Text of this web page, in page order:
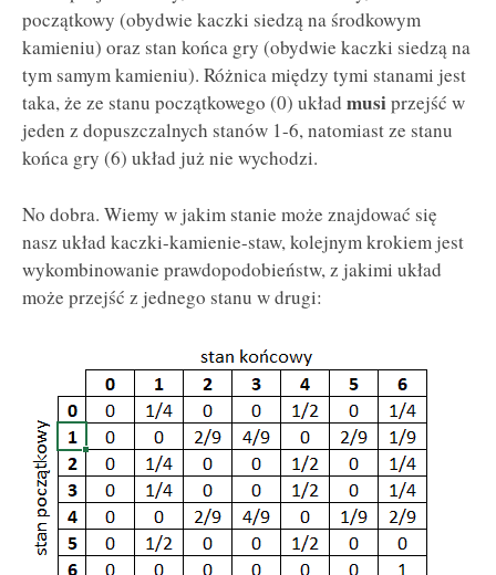
początkowy (obydwie kaczki siedzą na środkowym
kamieniu) oraz stan końca gry (obydwie kaczki siedzą na
tym samym kamieniu). Różnica między tymi stanami jest
taka, że ze stanu początkowego (0) układ musiprzejść w
jeden z dopuszczalnych stanów 1-6, natomiast ze stanu
końca gry (6) układ już nie wychodzi.
No dobra. Wiemy w jakim stanie może znajdować się
nasz układ kaczki-kamienie-staw, kolejnym krokiem jest
wykombinowanie prawdopodobieństw, z jakimi układ
może przejść z jednego stanu w drugi: